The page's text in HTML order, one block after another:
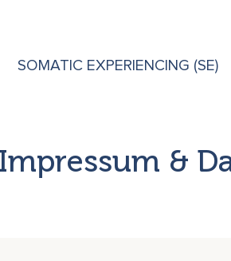
SOMATIC EXPERIENCING (SE)
Impressum &